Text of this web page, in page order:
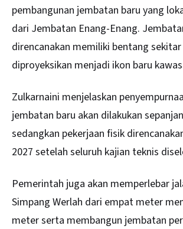
pembangunan jembatan baru yang
dari Jembatan Enang-Enang.
direncanakan memiliki bentang
diproyeksikan menjadi ikon baru
Zulkarnaini menjelaskan
jembatan baru akan dilakukan
sedangkan pekerjaan fisik
2027 setelah seluruh kajian teknis
Pemerintah juga akan memperlebar
Simpang Werlah dari empat meter
meter serta membangun jembatan